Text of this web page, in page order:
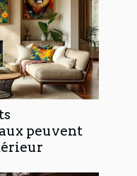
peuvent